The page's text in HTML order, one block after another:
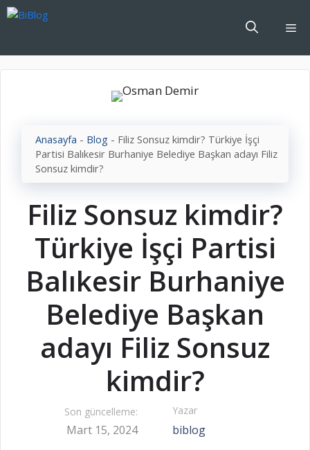
İçeriğe
Anasayfa - Blog - Filiz Sonsuz kimdir? Türkiye İşçi
Partisi Balıkesir Burhaniye Belediye Başkan adayı Filiz
Sonsuz kimdir?
Filiz Sonsuz kimdir?
Türkiye İşçi Partisi
Balıkesir Burhaniye
Belediye Başkan
adayı Filiz Sonsuz
kimdir?
Son güncelleme:
Mart 15, 2024
Yazar
biblog